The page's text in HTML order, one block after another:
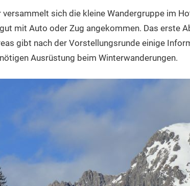
sich die kleine Wandergruppe im
mit Auto oder Zug angekommen. Das erste
gibt nach der Vorstellungsrunde einige
Ausrüstung beim Winterwanderungen.